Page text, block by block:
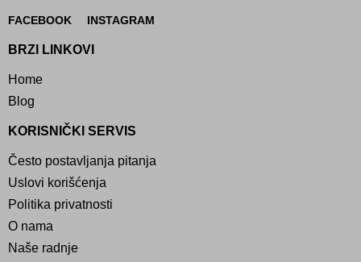
FACEBOOK INSTAGRAM
BRZI LINKOVI
Home
Blog
KORISNIČKI SERVIS
Često postavljanja pitanja
Uslovi korišćenja
Politika privatnosti
O nama
Naše radnje